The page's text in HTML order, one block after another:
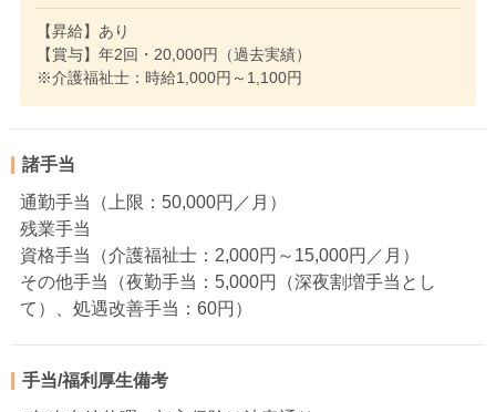
【昇給】あり
【賞与】年2回・20,000円（過去実績）
※介護福祉士：時給1,000円～1,100円
諸手当
通勤手当（上限：50,000円／月）
残業手当
資格手当（介護福祉士：2,000円～15,000円／月）
その他手当（夜勤手当：5,000円（深夜割増手当とし
て）、処遇改善手当：60円）
手当/福利厚生備考